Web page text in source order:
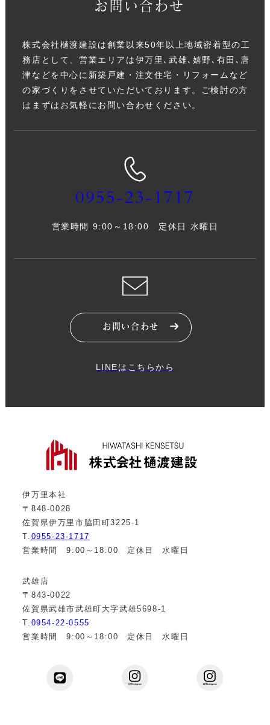
お問い合わせ
株式会社樋渡建設は創業以来50年以上地域密着型の工
務店として、営業エリアは伊万里､武雄､嬉野､有田､唐
津などを中心に新築戸建・注文住宅・リフォームなど
の家づくりをさせていただいております。ご検討の方
はまずはお気軽にお問い合わせください。
0955-23-1717
営業時間 9:00～18:00 定休日 水曜日
お問い合わせ
LINEはこちらから
伊万里本社
〒848-0028
佐賀県伊万里市脇田町3225-1
T. 0955-23-1717
営業時間 9:00～18:00 定休日 水曜日
武雄店
〒843-0022
佐賀県武雄市武雄町大字武雄5698-1
T. 0954-22-0555
営業時間 9:00～18:00 定休日 水曜日